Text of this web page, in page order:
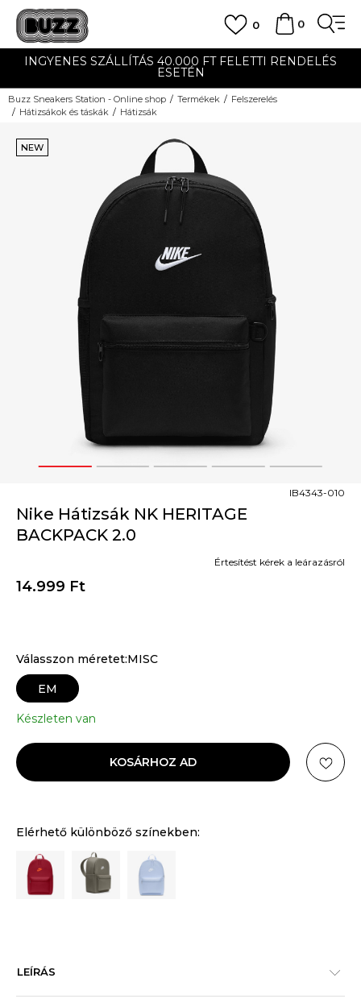
0
0
INGYENES SZÁLLÍTÁS 40.000 FT FELETTI RENDELÉS
ESETÉN
Buzz Sneakers Station - Online shop Termékek
Felszerelés
Hátizsákok és táskák
Hátizsák
1 2 3 4 5
NEW
Nike Hátizsák NK HERITAGE
BACKPACK 2.0
IB4343-010
14.999 Ft
Értesítést kérek a leárazásról
Válasszon méretet:MISC
EM
Készleten van
KOSÁRHOZ AD
Elérhető különböző színekben:
LEÍRÁS